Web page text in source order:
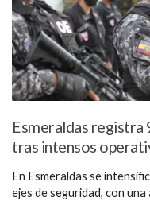
Esmeraldas registra
tras intensos
En Esmeraldas se
ejes de seguridad, con